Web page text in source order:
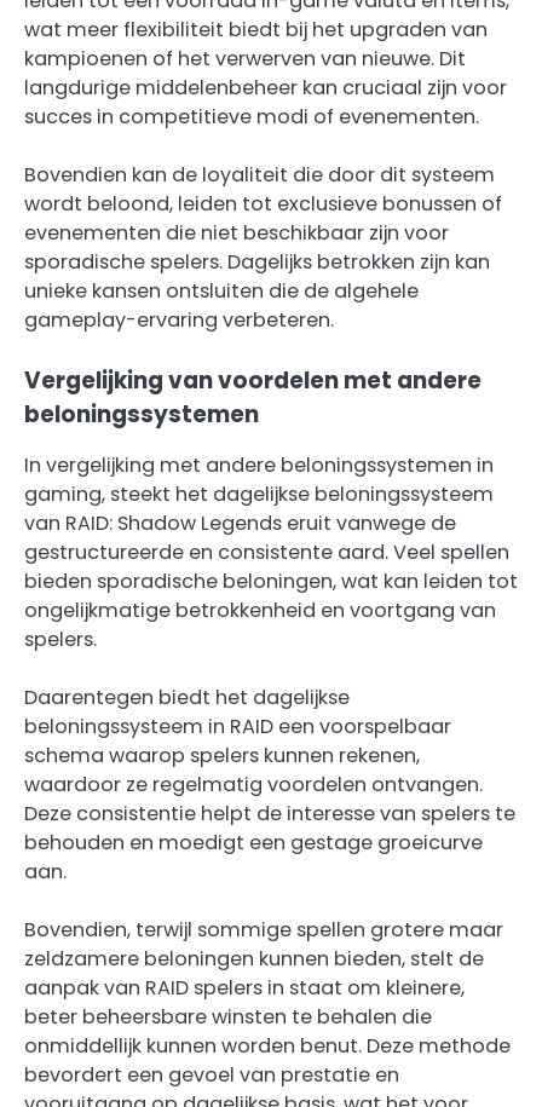
wat meer flexibiliteit biedt bij het upgraden van
kampioenen of het verwerven van nieuwe. Dit
langdurige middelenbeheer kan cruciaal zijn voor
succes in competitieve modi of evenementen.
Bovendien kan de loyaliteit die door dit systeem
wordt beloond, leiden tot exclusieve bonussen of
evenementen die niet beschikbaar zijn voor
sporadische spelers. Dagelijks betrokken zijn kan
unieke kansen ontsluiten die de algehele
gameplay-ervaring verbeteren.
Vergelijking van voordelen met andere
beloningssystemen
In vergelijking met andere beloningssystemen in
gaming, steekt het dagelijkse beloningssysteem
van RAID: Shadow Legends eruit vanwege de
gestructureerde en consistente aard. Veel spellen
bieden sporadische beloningen, wat kan leiden tot
ongelijkmatige betrokkenheid en voortgang van
spelers.
Daarentegen biedt het dagelijkse
beloningssysteem in RAID een voorspelbaar
schema waarop spelers kunnen rekenen,
waardoor ze regelmatig voordelen ontvangen.
Deze consistentie helpt de interesse van spelers te
behouden en moedigt een gestage groeicurve
aan.
Bovendien, terwijl sommige spellen grotere maar
zeldzamere beloningen kunnen bieden, stelt de
aanpak van RAID spelers in staat om kleinere,
beter beheersbare winsten te behalen die
onmiddellijk kunnen worden benut. Deze methode
bevordert een gevoel van prestatie en